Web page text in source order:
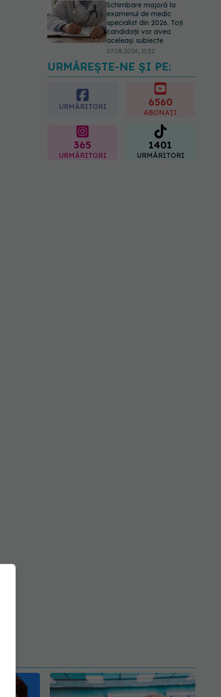
Schimbare majoră la
examenul de medic
specialist din 2026. Toți
candidații vor avea
aceleași subiecte
07.08.2026, 11:52
Cât durează simptomele
URMĂREȘTE-NE ȘI PE:
URMĂRITORI 6560
ABONAȚI
365
URMĂRITORI
1401
URMĂRITORI